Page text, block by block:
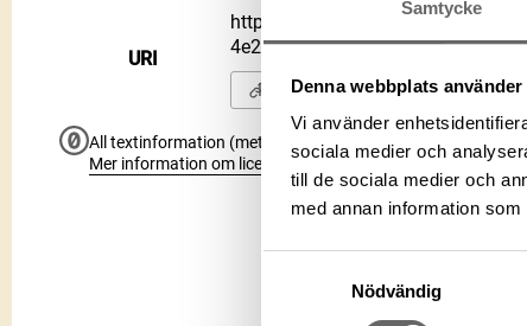
Samtycke
Denna webbplats
Vi använder
sociala medier och
till de sociala medier och
med annan information
Nödvändig
URI
https://samlingar.shm.se/media/
4e2bb65a2c10
Kopiera URI
All textinformation (metadata) på denna sida är fri att
Mer information om licenser hos Statens historiska museer.